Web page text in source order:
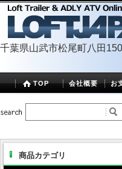
千葉県山武市松尾町八田
TOP 会社概要 お
商品カテゴリ